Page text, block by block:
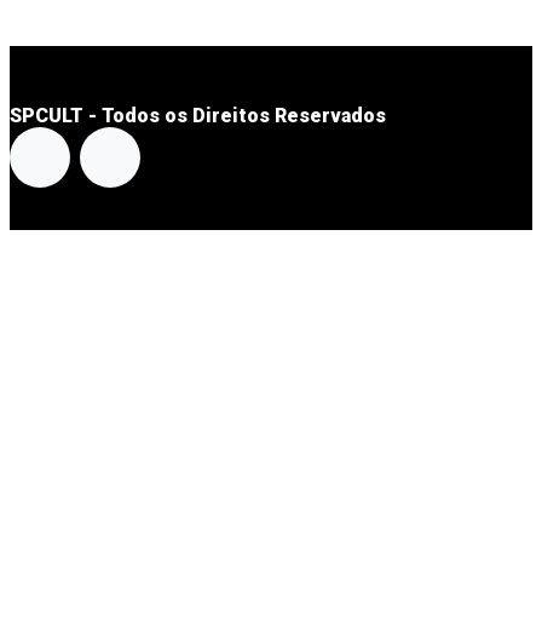
SPCULT - Todos os Direitos Reservados